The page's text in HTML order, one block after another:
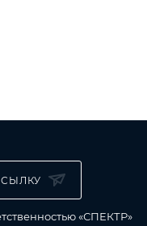
«СПЕКТР»